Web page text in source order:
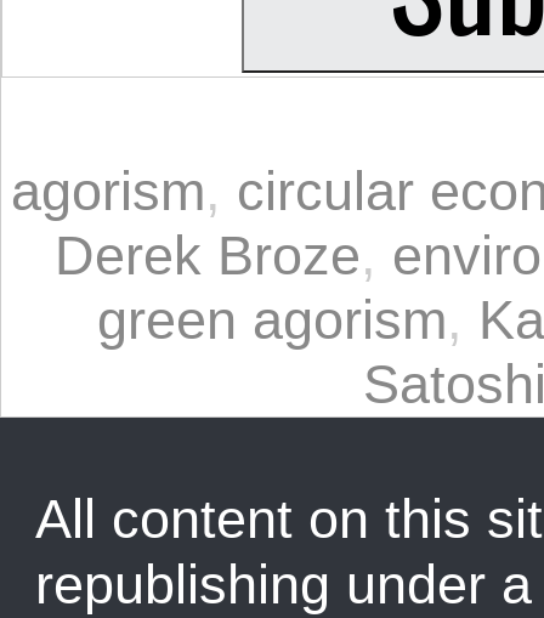
agorism, circular
Derek Broze,
green agorism,
All content on this
republishing under